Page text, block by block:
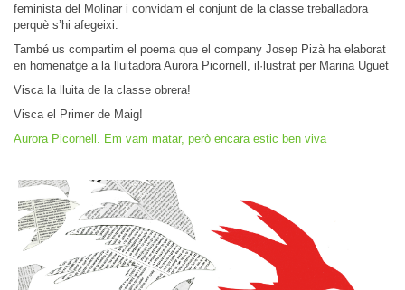
feminista del Molinar i convidam el conjunt de la classe treballadora
perquè s’hi afegeixi.
També us compartim el poema que el company Josep Pizà ha elaborat
en homenatge a la lluitadora Aurora Picornell, il·lustrat per Marina Uguet
Visca la lluita de la classe obrera!
Visca el Primer de Maig!
Aurora Picornell. Em vam matar, però encara estic ben viva